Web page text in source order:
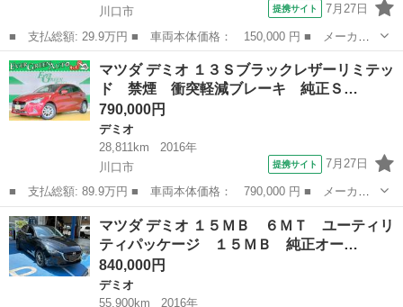
川口市
提携サイト 7月27日
■ 支払総額: 29.9万円 ■ 車両本体価格： 150,000 円 ■ メーカー
名： マツダ ■ 車種名： デミオ ■ グレード名： １３Ｃ－Ｖ
スマートエディションＩＩ 禁煙 純正ＳＤナビ バックモニター
地デジ ■ ...
埼玉 川口市 デミオ
マツダ デミオ １３Ｓブラックレザーリミテッ
ド 禁煙 衝突軽減ブレーキ 純正Ｓ…
790,000円
デミオ
28,811km
2016年
川口市
提携サイト 7月27日
■ 支払総額: 89.9万円 ■ 車両本体価格： 790,000 円 ■ メーカー
名： マツダ ■ 車種名： デミオ ■ グレード名： １３Ｓブラッ
クレザーリミテッド 禁煙 衝突軽減ブレーキ 純正ＳＤナビ Ｂｌ
ｕｅｔｏｏｔ...
埼玉 川口市 デミオ
マツダ デミオ １５ＭＢ ６ＭＴ ユーティリ
ティパッケージ １５ＭＢ 純正オー…
840,000円
デミオ
55,900km
2016年